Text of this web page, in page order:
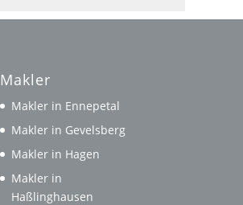
Makler
Makler in Ennepetal
Makler in Gevelsberg
Makler in Hagen
Makler in
Haßlinghausen